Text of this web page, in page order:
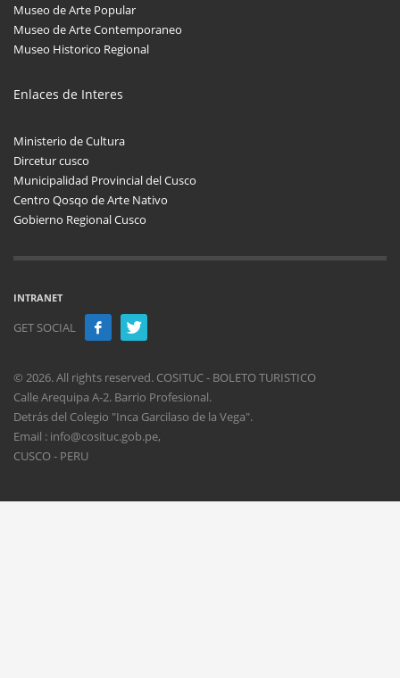
Museo de Arte Popular
Museo de Arte Contemporaneo
Museo Historico Regional
Enlaces de Interes
Ministerio de Cultura
Dircetur cusco
Municipalidad Provincial del Cusco
Centro Qosqo de Arte Nativo
Gobierno Regional Cusco
INTRANET
GET SOCIAL
© 2026. All rights reserved. COSITUC - BOLETO TURISTICO
Calle Arequipa A-2. Barrio Profesional.
Detrás del Colegio "Inca Garcilaso de la Vega".
Email : info@cosituc.gob.pe,
CUSCO - PERU